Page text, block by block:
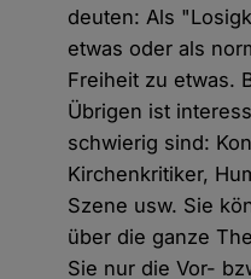
deuten: Als
etwas oder als
Freiheit zu etwas.
Übrigen ist
schwierig sind:
Kirchenkritiker,
Szene usw. Sie
über die ganze
Sie nur die Vor-